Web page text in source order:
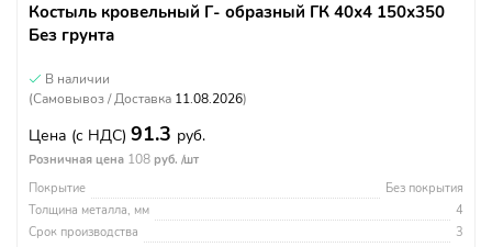
Костыль кровельный Г- образный ГК 40х4 150х350
Без грунта
В наличии
(Самовывоз / Доставка 11.08.2026)
Цена (с НДС) 91.3 руб.
Розничная цена 108 руб. /шт
Покрытие
Без покрытия
Толщина металла, мм
4
Срок производства
3